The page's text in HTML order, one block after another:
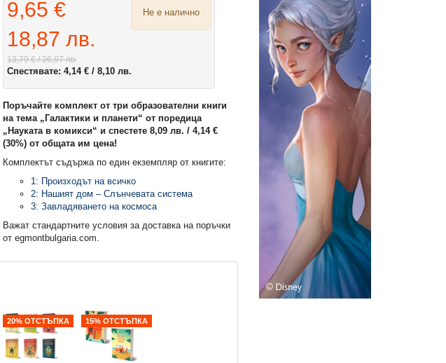
20% ОТСТЪПКА
НОВО!
9,65 €
18,87 лв.
13,79 €/ 26,97 лв.
Спестявате:4,14 €/ 8,10 лв.
Не е налично
Поръчайте комплект от три образователни книги
на тема „Галактики и планети“ от поредица
„Науката в комикси“ и спестете 8,09 лв. / 4,14 €
(30%) от общата им цена!
Комплектът съдържа по един екземпляр от книгите:
1: Произходът на всичко
2: Нашият дом – Слънчевата система
3: Завладяването на космоса
Важат стандартните условия за доставка на поръчки
от egmontbulgaria.com.
20% ОТСТЪПКА 15% ОТСТЪПКА